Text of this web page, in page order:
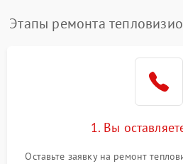
Этапы ремонта
1. Вы
Оставьте заявку на ремонт